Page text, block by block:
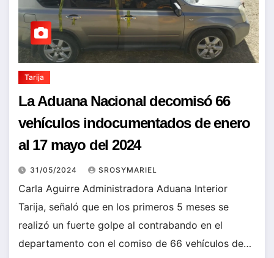
Tarija
La Aduana Nacional decomisó 66
vehículos indocumentados de enero
al 17 mayo del 2024
31/05/2024 SROSYMARIEL
Carla Aguirre Administradora Aduana Interior
Tarija, señaló que en los primeros 5 meses se
realizó un fuerte golpe al contrabando en el
departamento con el comiso de 66 vehículos de…